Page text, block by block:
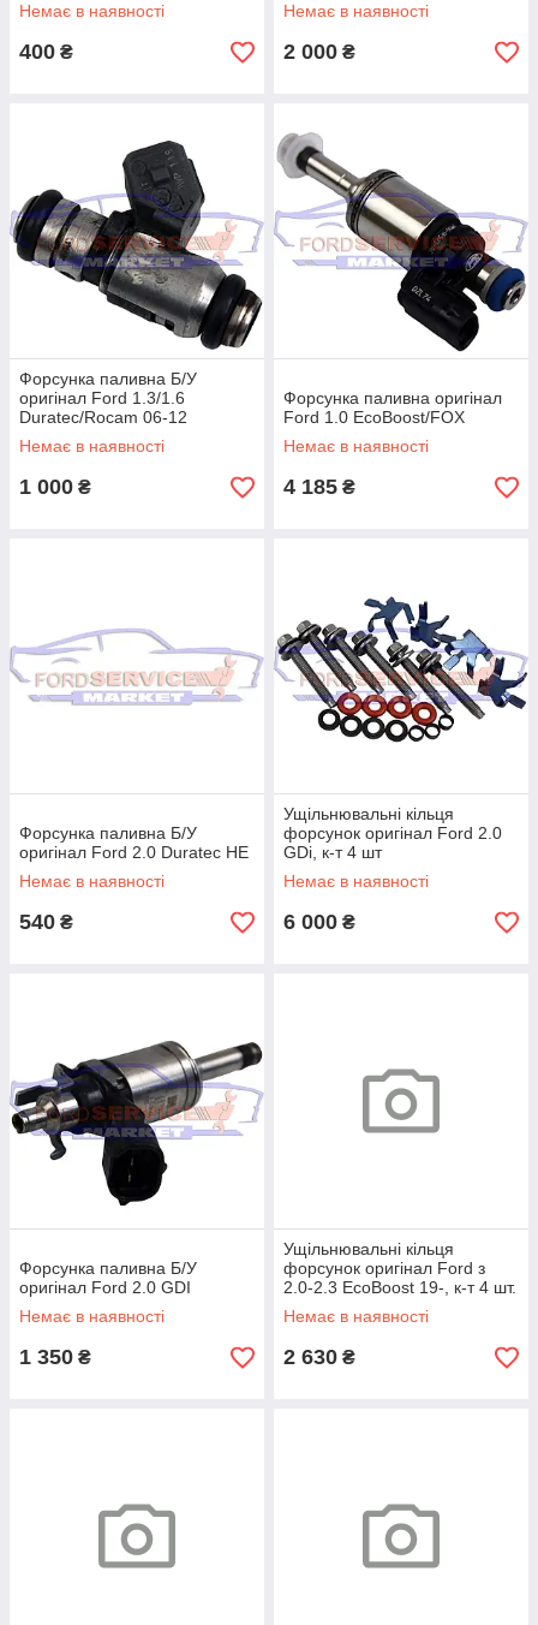
Немає в наявності
400 ₴
Немає в наявності
2 000 ₴
Форсунка паливна Б/У
оригінал Ford 1.3/1.6
Duratec/Rocam 06-12
Немає в наявності
1 000 ₴
Форсунка паливна оригінал
Ford 1.0 EcoBoost/FOX
Немає в наявності
4 185 ₴
Форсунка паливна Б/У
оригінал Ford 2.0 Duratec HE
Немає в наявності
540 ₴
Ущільнювальні кільця
форсунок оригінал Ford 2.0
GDi, к-т 4 шт
Немає в наявності
6 000 ₴
Форсунка паливна Б/У
оригінал Ford 2.0 GDI
Немає в наявності
1 350 ₴
Ущільнювальні кільця
форсунок оригінал Ford з
2.0-2.3 EcoBoost 19-, к-т 4 шт.
Немає в наявності
2 630 ₴